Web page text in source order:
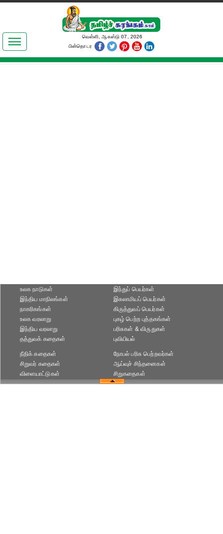
இலக்கியங்கள்
தமிழ் உலகம்
வெள்ளி, ஆகஸ்டு 07, 2026
பின்தொடர
உலக நாடுகள்
இந்திய மாநிலங்கள்
நாகரிகங்கள்
இந்துப் பெயர்கள்
இசுலாமியப் பெயர்கள்
கிருத்துவப் பெயர்கள்
உலக வரலாறு
இந்திய வரலாறு
தத்துவக் கதைகள்
புகழ் பெற்ற புத்தகங்கள்
பரிசுகள் & விருதுகள்
புவியியல்
நீதிக் கதைகள்
சிறுவர் கதைகள்
விளையாட்டுகள்
நோபல் பரிசு‎ பெற்றவர்‎கள்
ஆய்வுச் சிந்தனைகள்
சிறுகதைகள்